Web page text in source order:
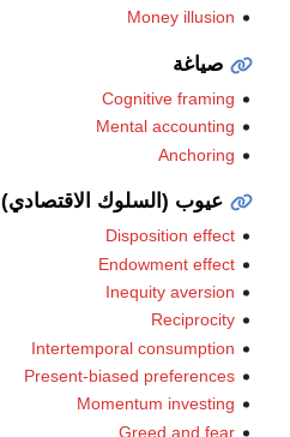
Money illusion
صياغة
Cognitive framing
Mental accounting
Anchoring
عيوب (السلوك الاقتصادي)
Disposition effect
Endowment effect
Inequity aversion
Reciprocity
Intertemporal consumption
Present-biased preferences
Momentum investing
Greed and fear